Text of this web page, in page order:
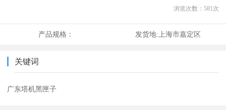
浏览次数： 581 次
产品规格： 发货地:上海市嘉定区
关键词
广东塔机黑匣子